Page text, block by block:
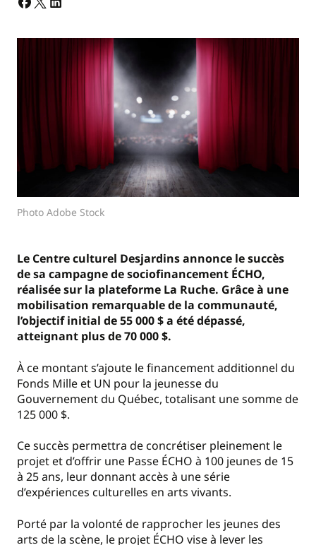
Photo Adobe Stock
Le Centre culturel Desjardins annonce le succès
de sa campagne de sociofinancement ÉCHO,
réalisée sur la plateforme La Ruche. Grâce à une
mobilisation remarquable de la communauté,
l’objectif initial de 55 000 $ a été dépassé,
atteignant plus de 70 000 $.
À ce montant s’ajoute le financement additionnel du
Fonds Mille et UN pour la jeunesse du
Gouvernement du Québec, totalisant une somme de
125 000 $.
Ce succès permettra de concrétiser pleinement le
projet et d’offrir une Passe ÉCHO à 100 jeunes de 15
à 25 ans, leur donnant accès à une série
d’expériences culturelles en arts vivants.
Porté par la volonté de rapprocher les jeunes des
arts de la scène, le projet ÉCHO vise à lever les